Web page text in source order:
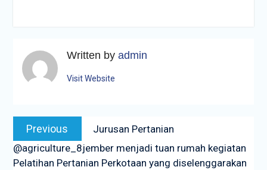
Written by admin
Visit Website
Navigasi
posPrevious
post:
Jurusan Pertanian
@agriculture_8jember menjadi tuan rumah kegiatan
Pelatihan Pertanian Perkotaan yang diselenggarakan